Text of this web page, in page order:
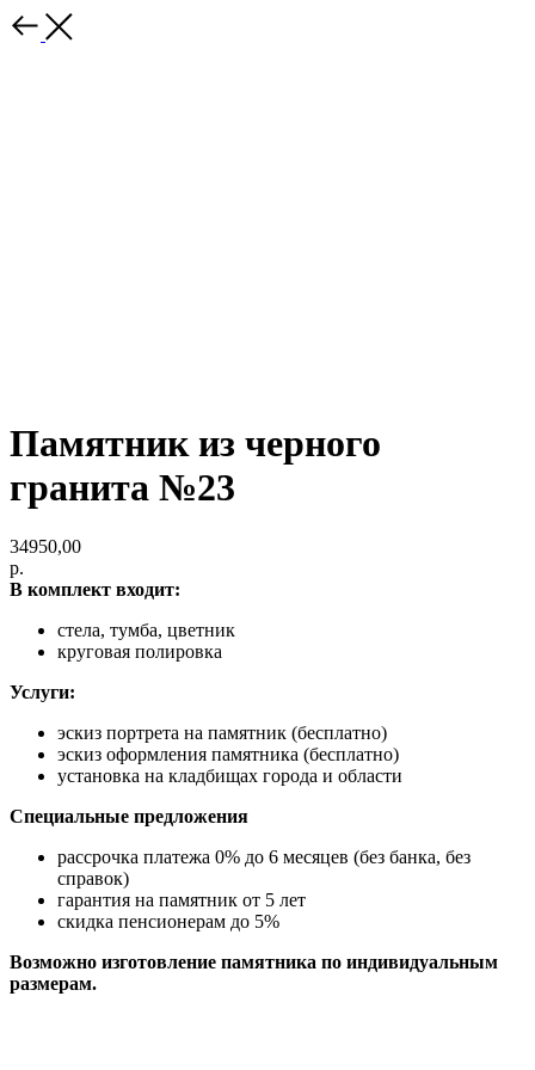
Памятник из черного
гранита №23
34950,00
р.
В комплект входит:
стела, тумба, цветник
круговая полировка
Услуги:
эскиз портрета на памятник (бесплатно)
эскиз оформления памятника (бесплатно)
установка на кладбищах города и области
Специальные предложения
рассрочка платежа 0% до 6 месяцев (без банка, без
справок)
гарантия на памятник от 5 лет
скидка пенсионерам до 5%
Возможно изготовление памятника по индивидуальным
размерам.